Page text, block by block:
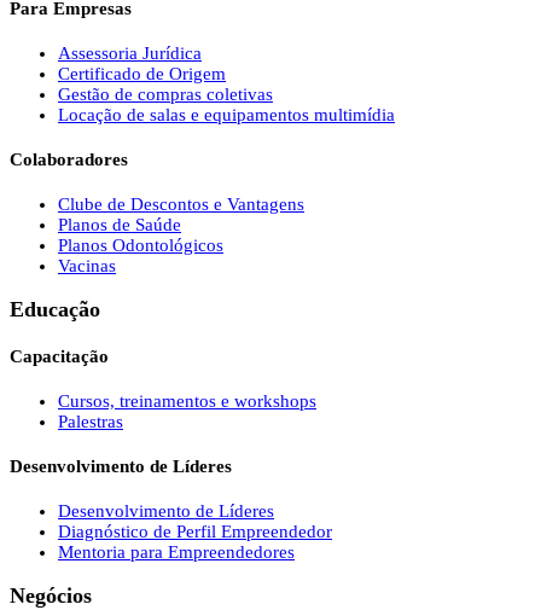
Para Empresas
Assessoria Jurídica
Certificado de Origem
Gestão de compras coletivas
Locação de salas e equipamentos multimídia
Colaboradores
Clube de Descontos e Vantagens
Planos de Saúde
Planos Odontológicos
Vacinas
Educação
Capacitação
Cursos, treinamentos e workshops
Palestras
Desenvolvimento de Líderes
Desenvolvimento de Líderes
Diagnóstico de Perfil Empreendedor
Mentoria para Empreendedores
Negócios